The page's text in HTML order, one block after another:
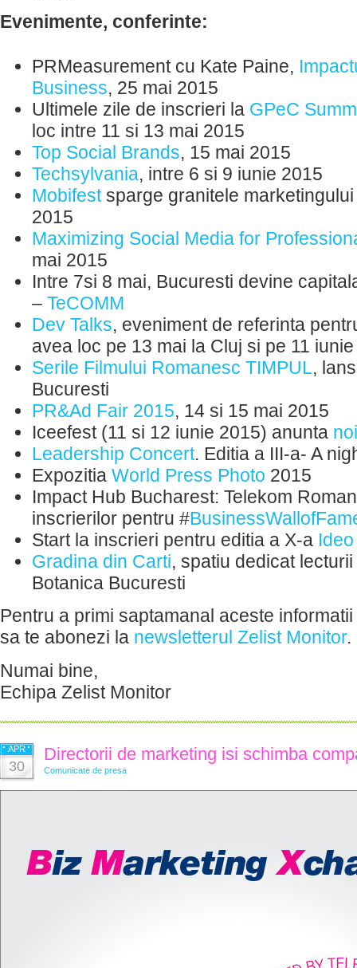
Evenimente, conferinte:
PRMeasurement cu Kate Paine,
Business, 25 mai 2015
Ultimele zile de inscrieri la GPeC
loc intre 11 si 13 mai 2015
Top Social Brands, 15 mai 2015
Techsylvania, ​intre 6 si 9 iunie 2015
Mobifestsparge granitele
2015
Maximizing Social Media for
mai 2015
Intre 7si 8 mai, Bucuresti devine
– TeCOMM
Dev Talks, eveniment de referinta
avea loc pe 13 mai la Cluj si pe 11
Serile Filmului Romanesc TIMPUL,
Bucuresti
PR&Ad Fair 2015, 14 si 15 mai 2015
Iceefest (11 si 12 iunie 2015) anunta
Leadership Concert. Editia a III-a- A
Expozitia World Press Photo 2015
Impact Hub Bucharest: Telekom
inscrierilor pentru ‪#‎
Start la inscrieri pentru editia a X-a
Gradina din Carti, spatiu dedicat
Botanica Bucuresti
Pentru a primi saptamanal aceste
sa te abonezi la newsletterul Zelist Monitor.
Numai bine,
Echipa Zelist Monitor
APR
30
Directorii de marketing isi schimba
Comunicate de presa